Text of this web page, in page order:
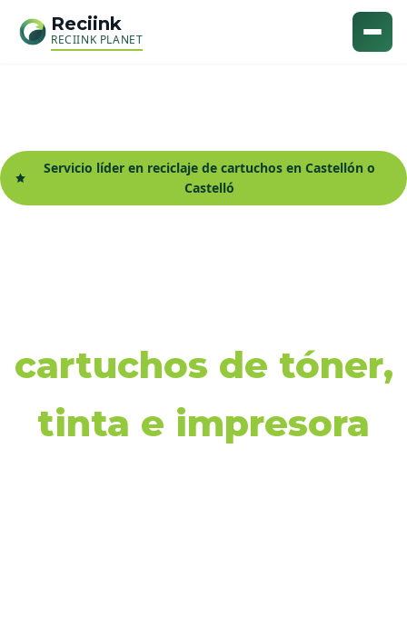
Reciink
RECIINK PLANET
Servicio líder en reciclaje de cartuchos en Castellón o
Castelló
cartuchos de tóner,
tinta e impresora